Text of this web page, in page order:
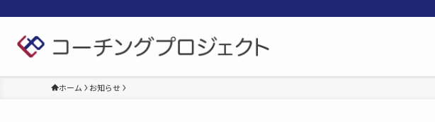
ホーム お知らせ